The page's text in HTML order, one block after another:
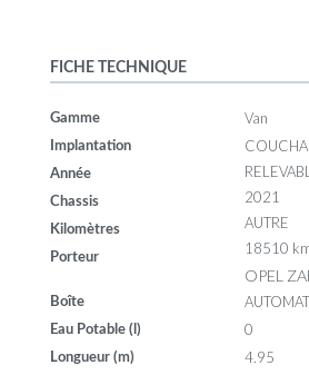
FICHE TECHNIQUE
Gamme Van
Implantation
Année
2021
Chassis
AUTRE
Kilomètres
18510
Porteur
OPEL
Boîte
Eau Potable (l) 0
Longueur (m) 4.95